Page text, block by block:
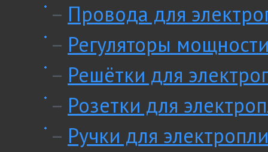
– Провода для
– Регуляторы
– Решётки для
– Розетки для
– Ручки для